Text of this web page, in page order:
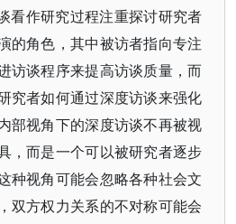
看作研究过程注重探讨研究者
的角色，其中被访者指向专注
访谈程序来提高访谈质量，而
究者如何通过深度访谈来强化
部视角下的深度访谈不再被视
，而是一个可以被研究者逐步
种视角可能会忽略各种社会文
双方权力关系的不对称可能会